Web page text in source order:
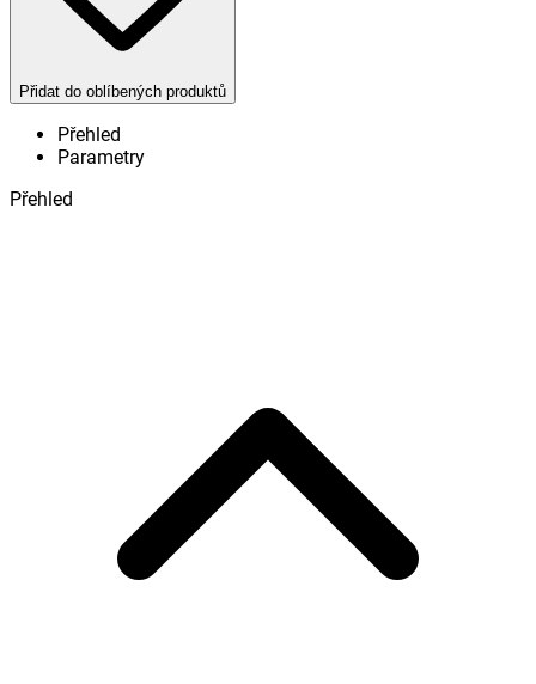
Přidat do oblíbených produktů
Přehled
Parametry
Přehled